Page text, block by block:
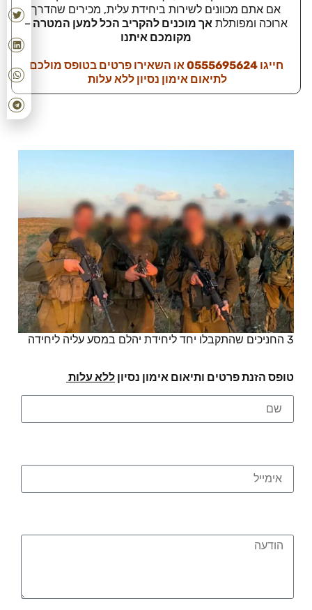
אם אתם מכוונים לשירות ביחידת עלית, מכירים שהדרך
ארוכה ומפותלת אך מוכנים להקריב הכל למען המטרה –
מקומכם איתנו
חייגו 0555695624 או השאירו פרטים בטופס מולכם
לתיאום אימון נסיון ללא עלות
3 החניכים שהתקבלו יחד ליחידת יהלם במסע עליה ליחידה
טופס הזנת פרטים ותיאום אימון נסיון ללא עלות